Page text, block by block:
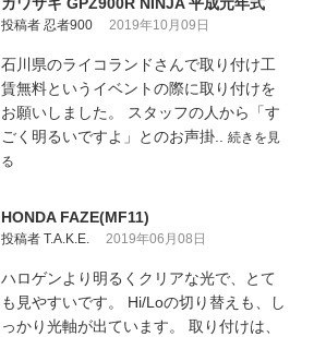
投稿者 忍者900 2019年10月09日
石川県のライコランドさんで取り付け工
賃無料というイベントの際に取り付けを
お願いしました。 スタッフの人から「す
ごく明るいですよ」とのお声掛.. 続きを見
る
HONDA FAZE(MF11)
投稿者 T.A.K.E. 2019年06月08日
ハロゲンより明るくクリアな光で、とて
も見やすいです。 Hi/Loの切り替えも、し
っかり光軸が出ています。 取り付けは、